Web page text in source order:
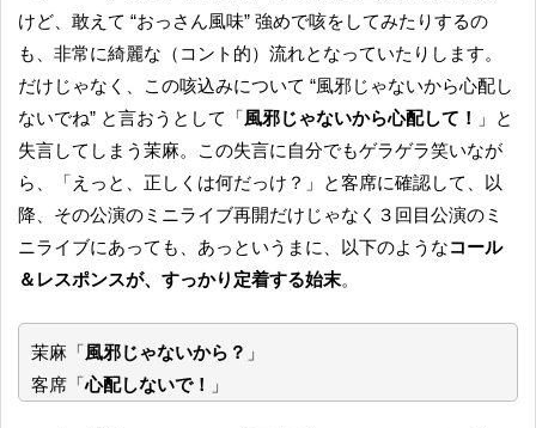
けど、敢えて “おっさん風味” 強めで咳をしてみたりするの
も、非常に綺麗な（コント的）流れとなっていたりします。
だけじゃなく、この咳込みについて “風邪じゃないから心配し
ないでね” と言おうとして「風邪じゃないから心配して！
」と
失言してしまう茉麻。この失言に自分でもゲラゲラ笑いなが
ら、「えっと、正しくは何だっけ？」と客席に確認して、以
降、その公演のミニライブ再開だけじゃなく３回目公演のミ
ニライブにあっても、あっというまに、以下のようなコール
＆レスポンスが、すっかり定着する始末。
茉麻「風邪じゃないから？ 」
客席「心配しないで！ 」